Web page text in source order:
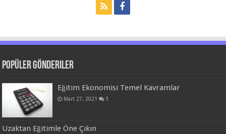
Popüler Gönderiler
Eğitim Ekonomisi Temel Kavramlar
Mart 27, 2021 1
Uzaktan Eğitimle Öne Çıkın